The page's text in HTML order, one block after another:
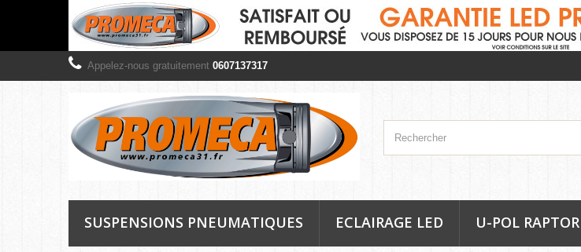
Appelez-nous gratuitement 0607137317
SUSPENSIONS PNEUMATIQUES ECLAIRAGE LED U-POL RAPTOR